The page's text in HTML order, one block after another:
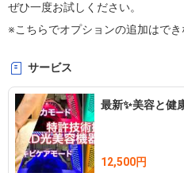
ぜひ一度お試しください。
※こちらでオプションの追加はで
⚠️※直前の予約の場合、4時間前に
このサイトで✖️になっていてもメ
し、60分以内のマッサージ等はお
※当日キャンセルにつきましては
了承ください。
サービス
最新✨美容と健
12,500円